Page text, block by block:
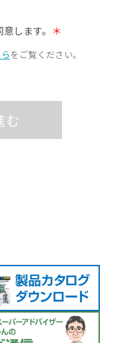
します。 ＊
をご覧ください。
む